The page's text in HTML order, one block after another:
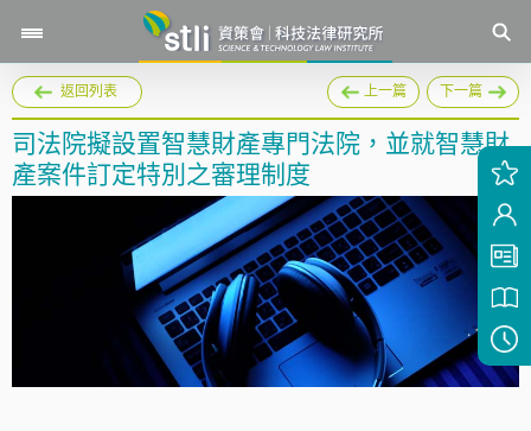
返回列表 上一篇 下一篇
司法院擬設置智慧財產專門法院，並就智慧財
產案件訂定特別之審理制度